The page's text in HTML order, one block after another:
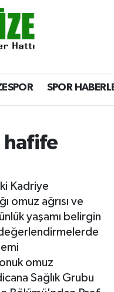
SPOR
hafife
Kadriye
omuz ağrısı ve
yaşamı belirgin
omuz
Sağlık Grubu
Fikstür